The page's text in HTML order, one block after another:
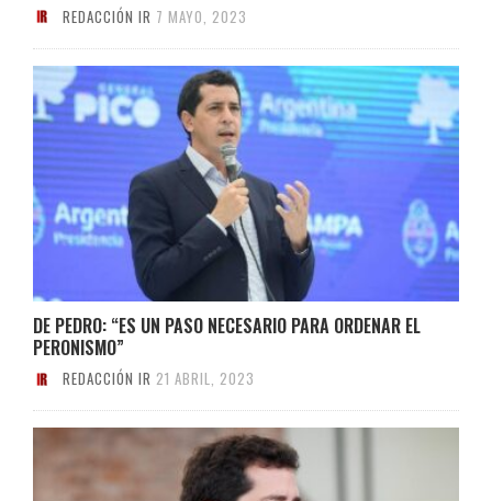
REDACCIÓN IR 7 MAYO, 2023
DE PEDRO: “ES UN PASO NECESARIO PARA ORDENAR EL
PERONISMO”
REDACCIÓN IR 21 ABRIL, 2023